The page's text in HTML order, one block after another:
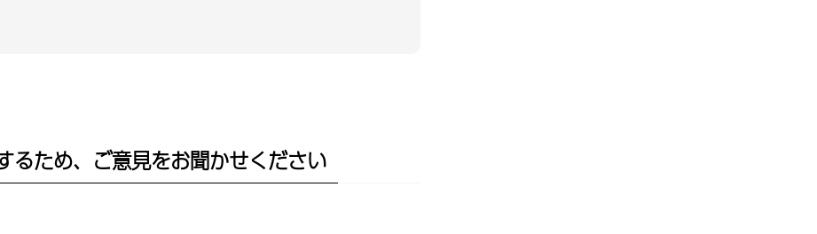
るため、ご意見をお聞かせください